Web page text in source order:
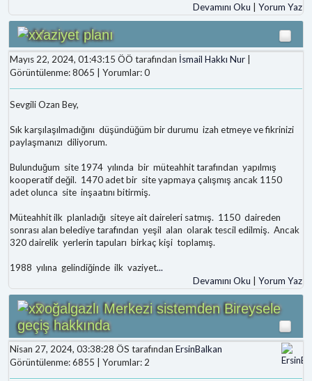
Devamını Oku
Yorum Yaz
Vaziyet planı
Mayıs 22, 2024, 01:43:15 ÖÖ tarafından İsmail Hakkı Nur
Görüntülenme: 8065 | Yorumlar: 0
Sevgili Ozan Bey,
Sık karşılaşılmadığını düşündüğüm bir durumu izah etmeye ve fikrinizi
paylaşmanızı diliyorum.
Bulunduğum site 1974 yılında bir müteahhit tarafından yapılmış
kooperatif değil. 1470 adet bir site yapmaya çalışmış ancak 1150
adet olunca site inşaatını bitirmiş.
Müteahhit ilk planladığı siteye ait daireleri satmış. 1150 daireden
sonrası alan belediye tarafından yeşil alan olarak tescil edilmiş. Ancak
320 dairelik yerlerin tapuları birkaç kişi toplamış.
1988 yılına gelindiğinde ilk vaziyet...
Devamını Oku
Yorum Yaz
Doğalgazlı Merkezi sistemden Bireysele
geçiş hakkında
Nisan 27, 2024, 03:38:28 ÖS tarafından ErsinBalkan
Görüntülenme: 6855 | Yorumlar: 2